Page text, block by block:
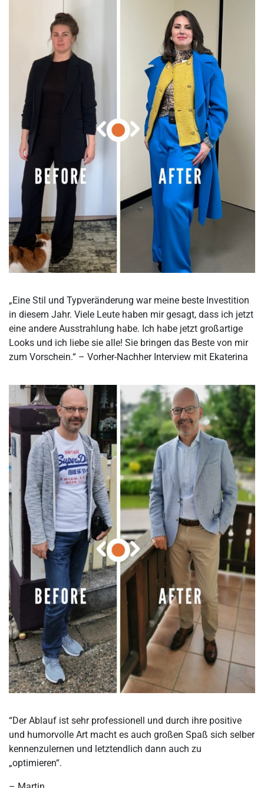
„Eine Stil und Typveränderung war meine beste Investition
in diesem Jahr. Viele Leute haben mir gesagt, dass ich jetzt
eine andere Ausstrahlung habe. Ich habe jetzt großartige
Looks und ich liebe sie alle! Sie bringen das Beste von mir
zum Vorschein.“ – Vorher-Nachher Interview mit Ekaterina
“Der Ablauf ist sehr professionell und durch ihre positive
und humorvolle Art macht es auch großen Spaß sich selber
kennenzulernen und letztendlich dann auch zu
„optimieren“.